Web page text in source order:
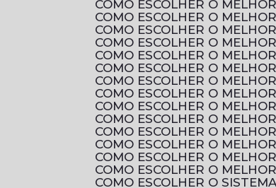
COMO ESCOLHER O
COMO ESCOLHER O
COMO ESCOLHER O
COMO ESCOLHER O
COMO ESCOLHER O
COMO ESCOLHER O
COMO ESCOLHER O
COMO ESCOLHER O
COMO ESCOLHER O
COMO ESCOLHER O
COMO ESCOLHER O
COMO ESCOLHER O
COMO ESCOLHER O
COMO ESCOLHER O
COMO ESCOLHER O